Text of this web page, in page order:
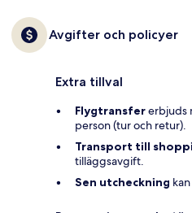
Avgifter och policyer
Extra tillval
Flygtransfererbjuds
person (tur och retur).
Transport till
tilläggsavgift.
Sen utcheckning